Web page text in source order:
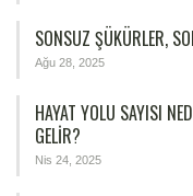
SONSUZ ŞÜKÜRLER,
Ağu 28, 2025
HAYAT YOLU SAYISI
GELIR?
Nis 24, 2025